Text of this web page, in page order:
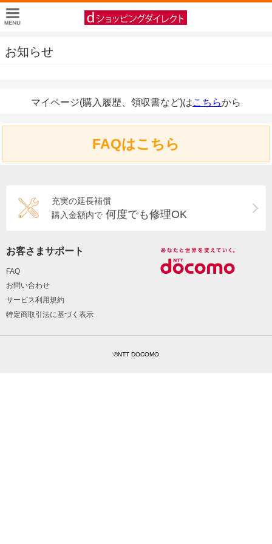
お知らせ
マイページ(購入履歴、領収書など)はこちらから
FAQはこちら
充実の延長補償
購入金額内で 何度でも修理OK
お客さまサポート
FAQ
お問い合わせ
サービス利用規約
特定商取引法に基づく表示
©NTT DOCOMO